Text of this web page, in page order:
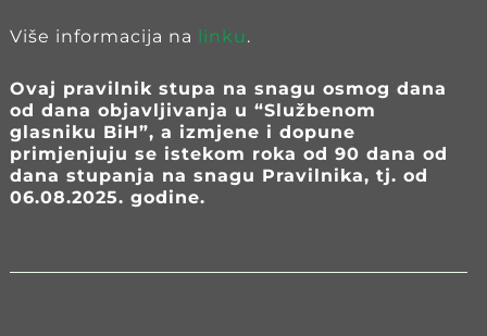
Više informacija na linku .
Ovaj pravilnik stupa na snagu osmog dana
od dana objavljivanja u “Službenom
glasniku BiH”, a izmjene i dopune
primjenjuju se istekom roka od 90 dana od
dana stupanja na snagu Pravilnika, tj. od
06.08.2025. godine.